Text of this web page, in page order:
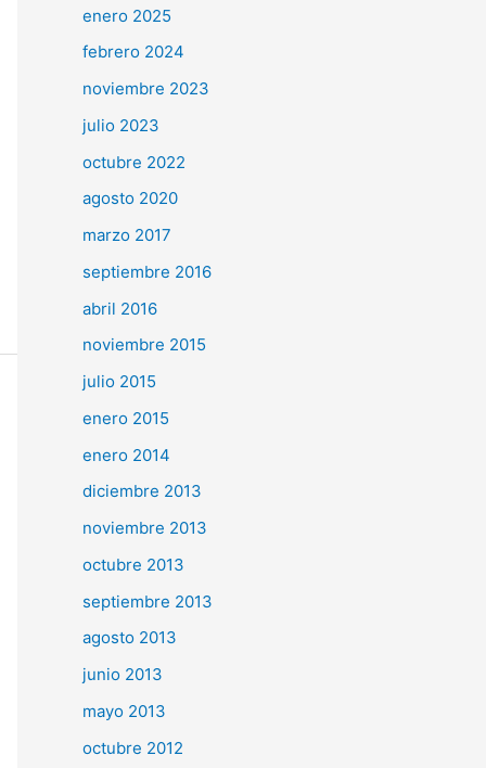
enero 2025
febrero 2024
noviembre 2023
julio 2023
octubre 2022
agosto 2020
marzo 2017
septiembre 2016
abril 2016
noviembre 2015
julio 2015
enero 2015
enero 2014
diciembre 2013
noviembre 2013
octubre 2013
septiembre 2013
agosto 2013
junio 2013
mayo 2013
octubre 2012